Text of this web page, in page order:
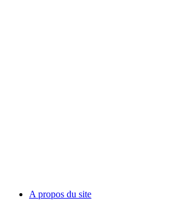
A propos du site